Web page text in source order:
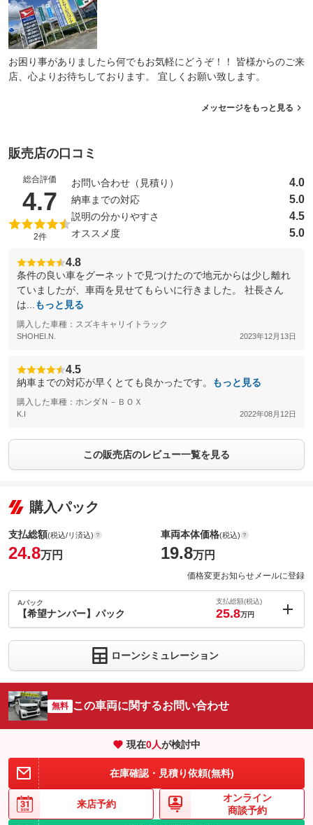
お困り事がありましたら何でもお気軽にどうぞ！！ 皆様からのご来
店、心よりお待ちしております。 宜しくお願い致します。
メッセージをもっと見る
販売店の口コミ
総合評価
4.7 （5点満点中）
2件
お問い合わせ（見積り） 4.0
納車までの対応 5.0
説明の分かりやすさ 4.5
オススメ度 5.0
4.8
条件の良い車をグーネットで見つけたので地元からは少し離れ
ていましたが、車両を見せてもらいに行きました。 社長さん
は...
もっと見る
購入した車種：スズキキャリイトラック
SHOHEI.N. 2023年12月13日
4.5
納車までの対応が早くとても良かったです。 もっと見る
購入した車種：ホンダＮ－ＢＯＸ
K.I 2022年08月12日
この販売店のレビュー一覧を見る
購入パック
支払総額(税込/リ済込)
24.8万円
車両本体価格(税込)
19.8万円
価格変更お知らせメールに登録
Aパック
【希望ナンバー】パック
支払総額(税込)
25.8万円
1
車両本体価
格
希望ナンバーを取得するパックです。お好きな数字・思い出の数
字をお客様の愛車にも！※一部取得出来ないナンバーもございま
す。※人気の数字等は、抽選になることがございます。ご了承く
ださい。
ローンシミュレーション
無料 この車両に関するお問い合わせ
現在0人が検討中
在庫確認・見積り依頼(無料)
来店予約
オンライン
商談予約